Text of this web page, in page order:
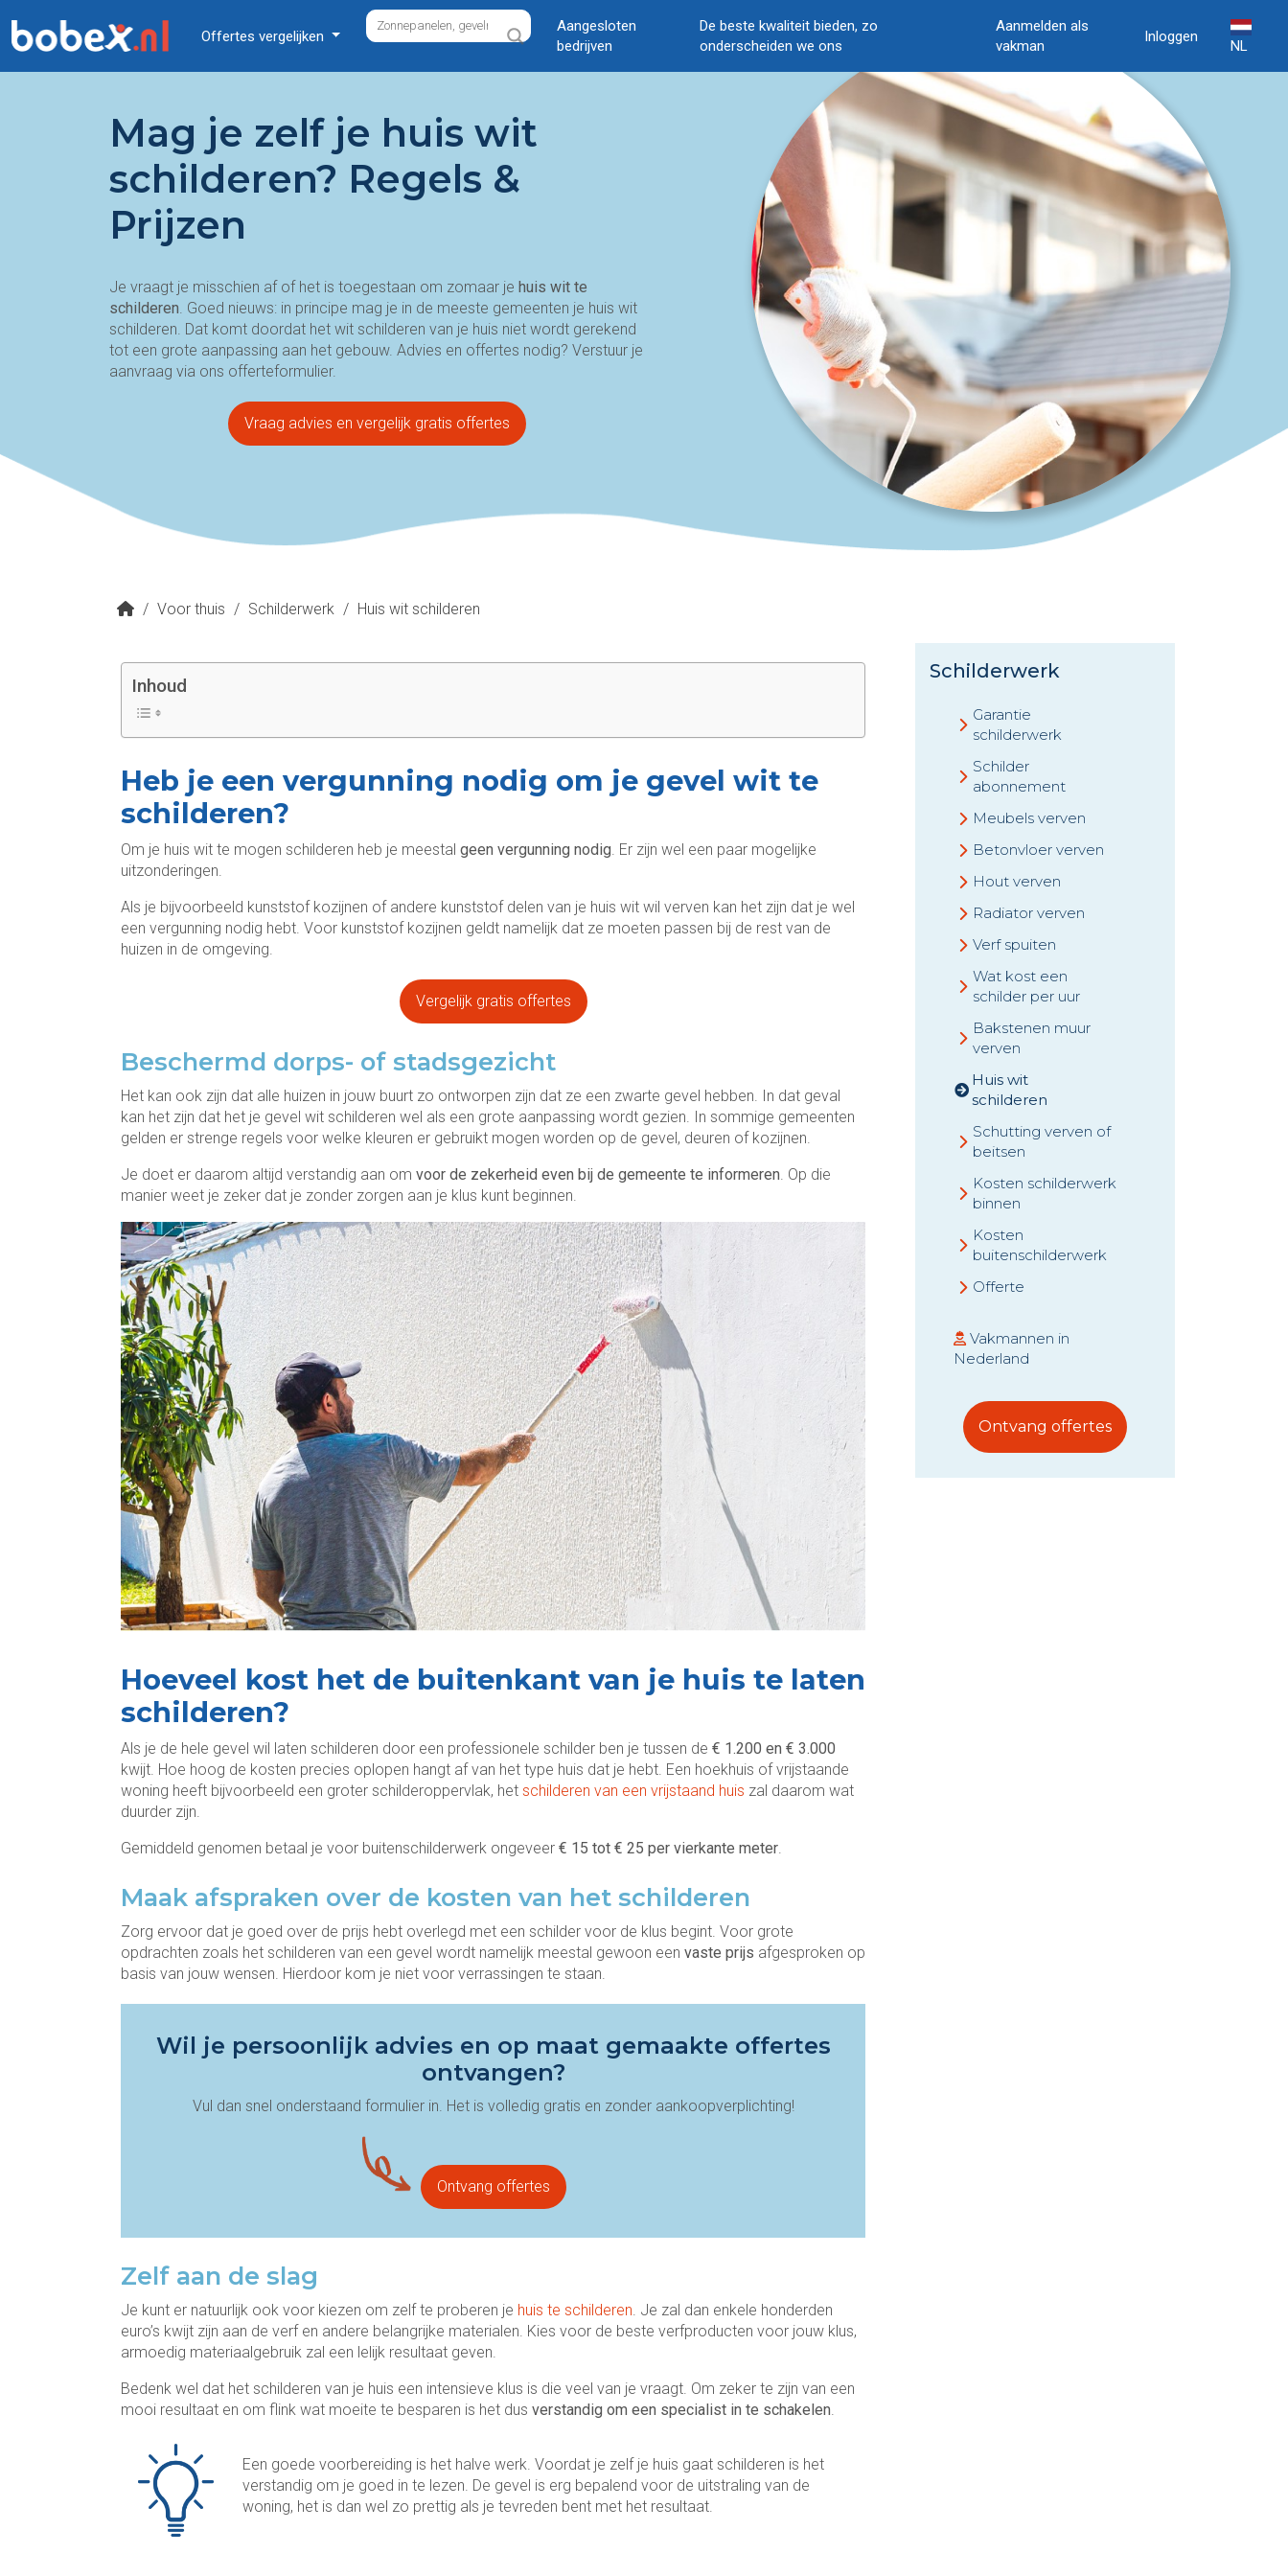
Offertes vergelijken
Aangesloten
bedrijven
De beste kwaliteit bieden, zo
onderscheiden we ons
Aanmelden als
vakman
Inloggen
NL
Mag je zelf je huis wit
schilderen? Regels &
Prijzen
Je vraagt je misschien af of het is toegestaan om zomaar je huis wit te
schilderen. Goed nieuws: in principe mag je in de meeste gemeenten je huis wit
schilderen. Dat komt doordat het wit schilderen van je huis niet wordt gerekend
tot een grote aanpassing aan het gebouw. Advies en offertes nodig? Verstuur je
aanvraag via ons offerteformulier.
Vraag advies en vergelijk gratis offertes
/ Voor thuis / Schilderwerk / Huis wit schilderen
Inhoud
Heb je een vergunning nodig om je gevel wit te
schilderen?
Om je huis wit te mogen schilderen heb je meestal geen vergunning nodig. Er zijn wel een paar mogelijke
uitzonderingen.
Als je bijvoorbeeld kunststof kozijnen of andere kunststof delen van je huis wit wil verven kan het zijn dat je wel
een vergunning nodig hebt. Voor kunststof kozijnen geldt namelijk dat ze moeten passen bij de rest van de
huizen in de omgeving.
Vergelijk gratis offertes
Beschermd dorps- of stadsgezicht
Het kan ook zijn dat alle huizen in jouw buurt zo ontworpen zijn dat ze een zwarte gevel hebben. In dat geval
kan het zijn dat het je gevel wit schilderen wel als een grote aanpassing wordt gezien. In sommige gemeenten
gelden er strenge regels voor welke kleuren er gebruikt mogen worden op de gevel, deuren of kozijnen.
Je doet er daarom altijd verstandig aan om voor de zekerheid even bij de gemeente te informeren. Op die
manier weet je zeker dat je zonder zorgen aan je klus kunt beginnen.
Hoeveel kost het de buitenkant van je huis te laten
schilderen?
Als je de hele gevel wil laten schilderen door een professionele schilder ben je tussen de € 1.200 en € 3.000
kwijt. Hoe hoog de kosten precies oplopen hangt af van het type huis dat je hebt. Een hoekhuis of vrijstaande
woning heeft bijvoorbeeld een groter schilderoppervlak, het schilderen van een vrijstaand huis zal daarom wat
duurder zijn.
Gemiddeld genomen betaal je voor buitenschilderwerk ongeveer € 15 tot € 25 per vierkante meter.
Maak afspraken over de kosten van het schilderen
Zorg ervoor dat je goed over de prijs hebt overlegd met een schilder voor de klus begint. Voor grote
opdrachten zoals het schilderen van een gevel wordt namelijk meestal gewoon een vaste prijs afgesproken op
basis van jouw wensen. Hierdoor kom je niet voor verrassingen te staan.
Wil je persoonlijk advies en op maat gemaakte offertes
ontvangen?
Vul dan snel onderstaand formulier in. Het is volledig gratis en zonder aankoopverplichting!
Ontvang offertes
Zelf aan de slag
Je kunt er natuurlijk ook voor kiezen om zelf te proberen je huis te schilderen. Je zal dan enkele honderden
euro’s kwijt zijn aan de verf en andere belangrijke materialen. Kies voor de beste verfproducten voor jouw klus,
armoedig materiaalgebruik zal een lelijk resultaat geven.
Bedenk wel dat het schilderen van je huis een intensieve klus is die veel van je vraagt. Om zeker te zijn van een
mooi resultaat en om flink wat moeite te besparen is het dus verstandig om een specialist in te schakelen.
Een goede voorbereiding is het halve werk. Voordat je zelf je huis gaat schilderen is het
verstandig om je goed in te lezen. De gevel is erg bepalend voor de uitstraling van de
woning, het is dan wel zo prettig als je tevreden bent met het resultaat.
Schilderwerk
Garantie
schilderwerk
Schilder
abonnement
Meubels verven
Betonvloer verven
Hout verven
Radiator verven
Verf spuiten
Wat kost een
schilder per uur
Bakstenen muur
verven
Huis wit
schilderen
Schutting verven of
beitsen
Kosten schilderwerk
binnen
Kosten
buitenschilderwerk
Offerte
Vakmannen in
Nederland
Ontvang offertes